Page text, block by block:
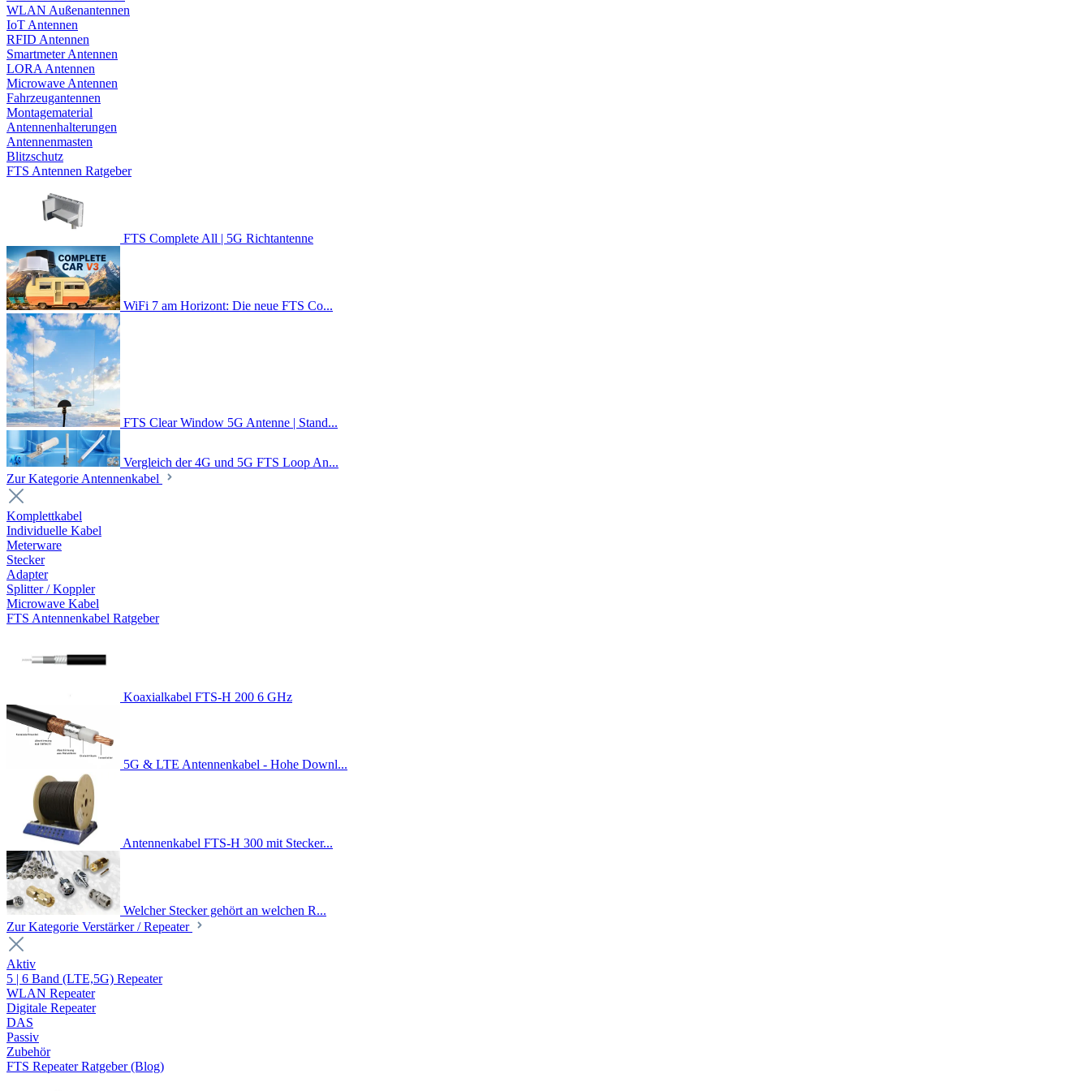
WLAN Außenantennen
IoT Antennen
RFID Antennen
Smartmeter Antennen
LORA Antennen
Microwave Antennen
Fahrzeugantennen
Montagematerial
Antennenhalterungen
Antennenmasten
Blitzschutz
FTS Antennen Ratgeber
FTS Complete All | 5G Richtantenne
WiFi 7 am Horizont: Die neue FTS Co...
FTS Clear Window 5G Antenne | Stand...
Vergleich der 4G und 5G FTS Loop An...
Zur Kategorie Antennenkabel
Komplettkabel
Individuelle Kabel
Meterware
Stecker
Adapter
Splitter / Koppler
Microwave Kabel
FTS Antennenkabel Ratgeber
Koaxialkabel FTS-H 200 6 GHz
5G & LTE Antennenkabel - Hohe Downl...
Antennenkabel FTS-H 300 mit Stecker...
Welcher Stecker gehört an welchen R...
Zur Kategorie Verstärker / Repeater
Aktiv
5 | 6 Band (LTE,5G) Repeater
WLAN Repeater
Digitale Repeater
DAS
Passiv
Zubehör
FTS Repeater Ratgeber (Blog)